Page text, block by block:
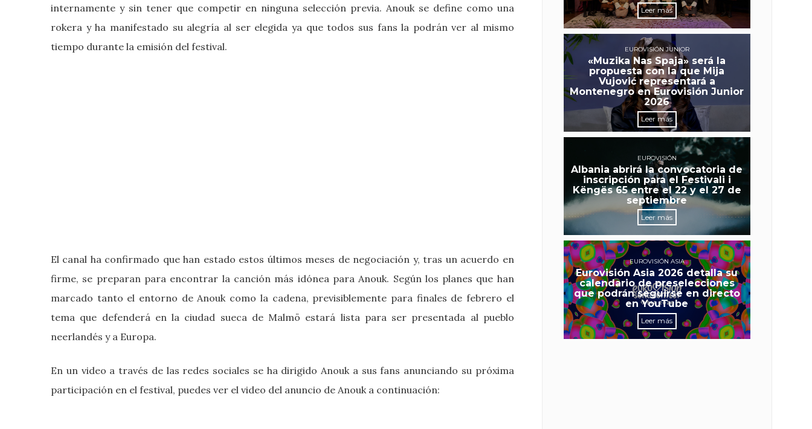
internamente y sin tener que competir en ninguna selección previa. Anouk se define como una
rokera y ha manifestado su alegría al ser elegida ya que todos sus fans la podrán ver al mismo
tiempo durante la emisión del festival.
El canal ha confirmado que han estado estos últimos meses de negociación y, tras un acuerdo en
firme, se preparan para encontrar la canción más idónea para Anouk. Según los planes que han
marcado tanto el entorno de Anouk como la cadena, previsiblemente para finales de febrero el
tema que defenderá en la ciudad sueca de Malmö estará lista para ser presentada al pueblo
neerlandés y a Europa.
En un video a través de las redes sociales se ha dirigido Anouk a sus fans anunciando su próxima
participación en el festival, puedes ver el video del anuncio de Anouk a continuación:
Leer más
EUROVISIÓN JUNIOR
«Muzika Nas Spaja» será la
propuesta con la que Mija
Vujović representará a
Montenegro en Eurovisión Junior
2026
Leer más
EUROVISIÓN
Albania abrirá la convocatoria de
inscripción para el Festivali i
Këngës 65 entre el 22 y el 27 de
septiembre
Leer más
EUROVISIÓN ASIA
Eurovisión Asia 2026 detalla su
calendario de preselecciones
que podrán seguirse en directo
en YouTube
Leer más